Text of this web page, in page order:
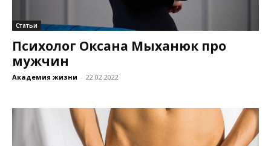
Статьи
Психолог Оксана Мыханюк про
мужчин
Академия жизни - 22.02.2022